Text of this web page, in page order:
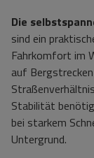
Die
sind ein
Fahrkomfort im
auf
Stabilität
bei starkem
Untergrund.